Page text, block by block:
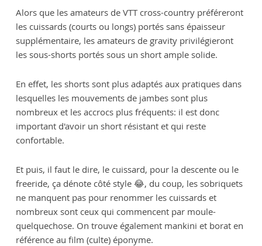
Alors que les amateurs de VTT cross-country préféreront
les cuissards (courts ou longs) portés sans épaisseur
supplémentaire, les amateurs de gravity privilégieront
les sous-shorts portés sous un short ample solide.
En effet, les shorts sont plus adaptés aux pratiques dans
lesquelles les mouvements de jambes sont plus
nombreux et les accrocs plus fréquents: il est donc
important d'avoir un short résistant et qui reste
confortable.
Et puis, il faut le dire, le cuissard, pour la descente ou le
freeride, ça dénote côté style 😂, du coup, les sobriquets
ne manquent pas pour renommer les cuissards et
nombreux sont ceux qui commencent par moule-
quelquechose. On trouve également mankini et borat en
référence au film (culte) éponyme.